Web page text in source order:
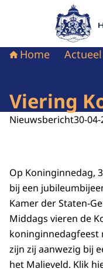
Naar de
Home Actueel
Viering
Nieuwsbericht30-
Op Koninginnedag,
bij een
Kamer der Staten-
Middags vieren de
koninginnedagfeest
zijn zij aanwezig bij
het Malieveld. Klik